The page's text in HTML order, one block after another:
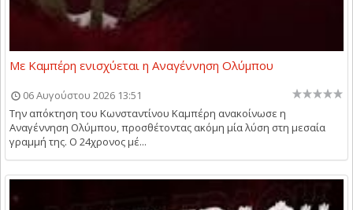
Με Καμπέρη ενισχύεται η Αναγέννηση Ολύμπου
06 Αυγούστου 2026 13:51
Την απόκτηση του Κωνσταντίνου Καμπέρη ανακοίνωσε η
Αναγέννηση Ολύμπου, προσθέτοντας ακόμη μία λύση στη μεσαία
γραμμή της. Ο 24χρονος μέ...